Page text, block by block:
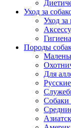
Уход за
Уход
Гигиена
Породы
Для
Русские
Собаки